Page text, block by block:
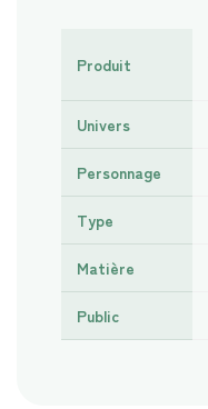
Produit
Univers
Personnage
Type
Matière
Public